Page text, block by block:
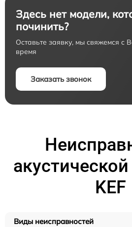
Здесь нет модели,
починить?
Оставьте заявку, мы свяжемся с
время
Заказать звонок
KEF
Виды неисправностей